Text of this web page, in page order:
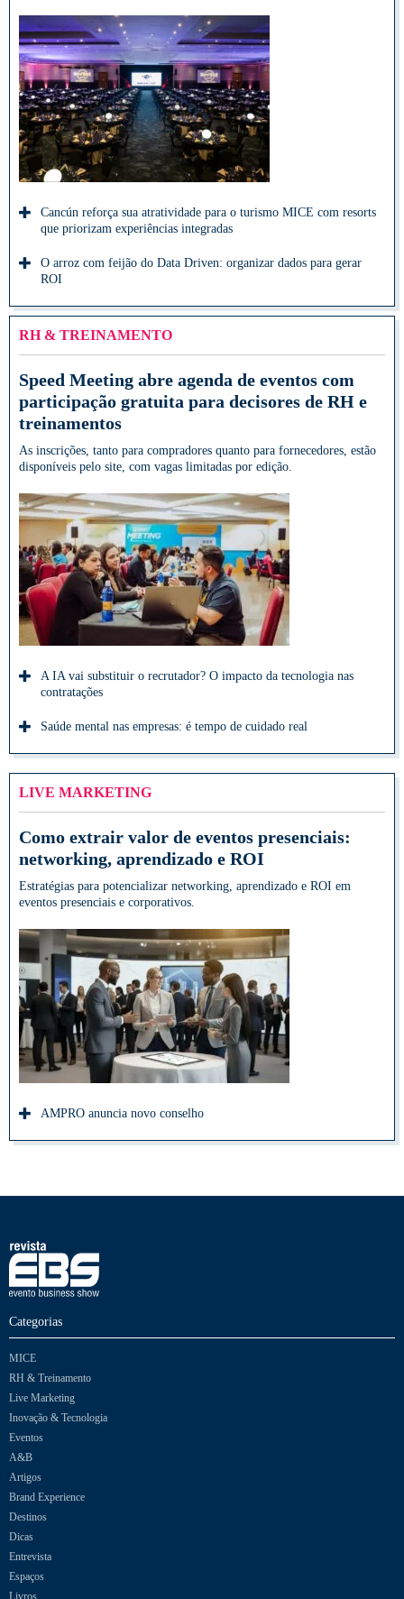
Cancún reforça sua atratividade para o turismo MICE com resorts
que priorizam experiências integradas
O arroz com feijão do Data Driven: organizar dados para gerar
ROI
RH & TREINAMENTO
Speed Meeting abre agenda de eventos com
participação gratuita para decisores de RH e
treinamentos
As inscrições, tanto para compradores quanto para fornecedores, estão
disponíveis pelo site, com vagas limitadas por edição.
A IA vai substituir o recrutador? O impacto da tecnologia nas
contratações
Saúde mental nas empresas: é tempo de cuidado real
LIVE MARKETING
Como extrair valor de eventos presenciais:
networking, aprendizado e ROI
Estratégias para potencializar networking, aprendizado e ROI em
eventos presenciais e corporativos.
AMPRO anuncia novo conselho
Categorias
MICE
RH & Treinamento
Live Marketing
Inovação & Tecnologia
Eventos
A&B
Artigos
Brand Experience
Destinos
Dicas
Entrevista
Espaços